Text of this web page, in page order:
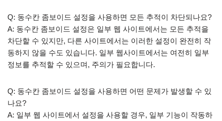
Q: 동수칸 좀보이드 설정을 사용하면 모든 추적이 차단되나요?
A: 동수칸 좀보이드 설정은 일부 웹 사이트에서는 모든 추적을
차단할 수 있지만, 다른 사이트에서는 이러한 설정이 완전히 작
동하지 않을 수도 있습니다. 일부 웹사이트에서는 여전히 일부
정보를 추적할 수 있으며, 주의가 필요합니다.
Q: 동수칸 좀보이드 설정을 사용하면 어떤 문제가 발생할 수 있
나요?
A: 일부 웹 사이트에서 설정을 사용할 경우, 일부 기능이 작동하